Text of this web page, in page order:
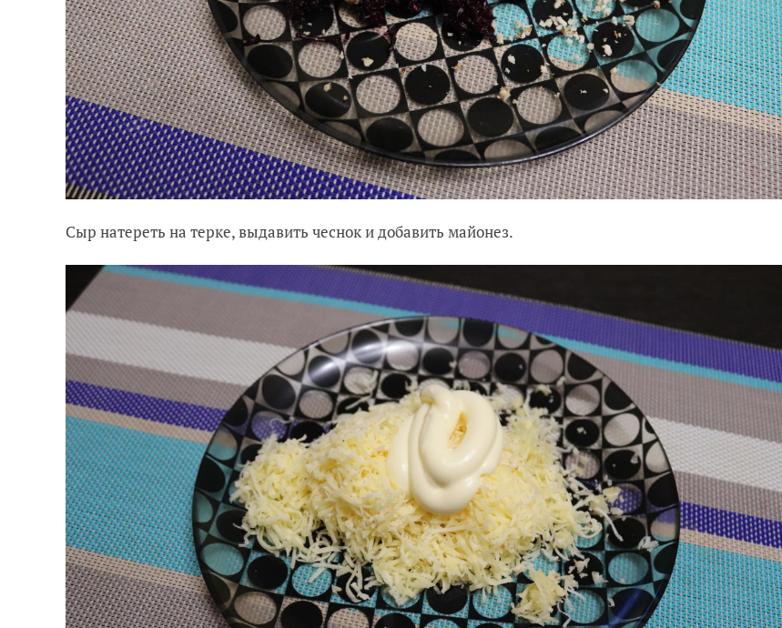
Сыр натереть на терке, выдавить чеснок и добавить майонез.